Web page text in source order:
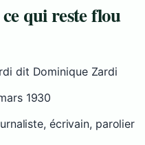
qui reste flou
dit Dominique Zardi
1930
écrivain, parolier